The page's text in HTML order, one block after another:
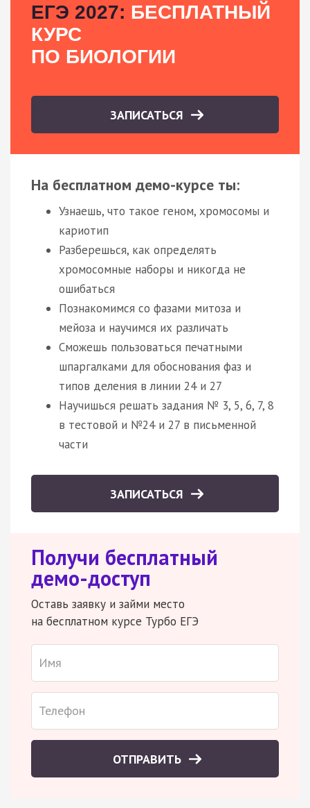
ЕГЭ 2027: БЕСПЛАТНЫЙ
КУРС
ПО БИОЛОГИИ
ЗАПИСАТЬСЯ
На бесплатном демо-курсе ты:
Узнаешь, что такое геном, хромосомы и
кариотип
Разберешься, как определять
хромосомные наборы и никогда не
ошибаться
Познакомимся со фазами митоза и
мейоза и научимся их различать
Сможешь пользоваться печатными
шпаргалками для обоснования фаз и
типов деления в линии 24 и 27
Научишься решать задания № 3, 5, 6, 7, 8
в тестовой и №24 и 27 в письменной
части
ЗАПИСАТЬСЯ
Получи бесплатный
демо-доступ
Оставь заявку и займи место
на бесплатном курсе Турбо ЕГЭ
ОТПРАВИТЬ